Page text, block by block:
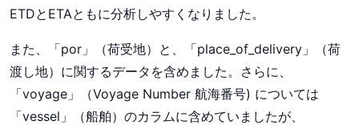
ETDとETAともに分析しやすくなりました。
また、「por」（荷受地）と、「place_of_delivery」（荷
渡し地）に関するデータを含めました。さらに、
「voyage」（Voyage Number 航海番号) については
「vessel」（船舶）のカラムに含めていましたが、